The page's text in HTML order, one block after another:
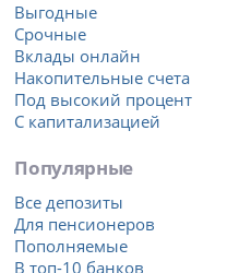
Выгодные
Срочные
Вклады онлайн
Накопительные счета
Под высокий процент
С капитализацией
Популярные
Все депозиты
Для пенсионеров
Пополняемые
В топ-10 банков